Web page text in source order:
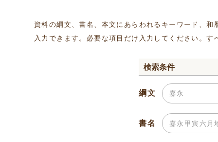
資料の綱文、書名、本文にあらわれるキーワード、
入力できます。必要な項目だけ入力してください。
検索条件
綱文
書名